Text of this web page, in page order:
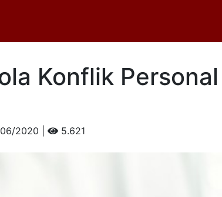
Konflik
2020 | 5.621